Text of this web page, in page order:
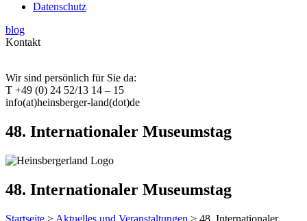
Datenschutz
blog
Kontakt
Wir sind persönlich für Sie da:
T +49 (0) 24 52/13 14 – 15
info(at)heinsberger-land(dot)de
48. Internationaler Museumstag
48. Internationaler Museumstag
Startseite > Aktuelles und Veranstaltungen > 48. Internationaler